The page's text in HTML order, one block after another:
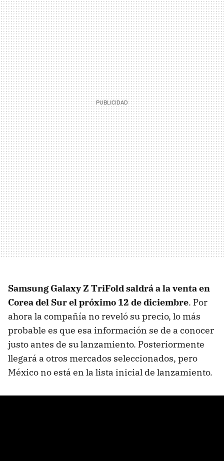
Samsung Galaxy Z TriFold saldrá a la venta en
Corea del Sur el próximo 12 de diciembre. Por
ahora la compañía no reveló su precio, lo más
probable es que esa información se de a conocer
justo antes de su lanzamiento. Posteriormente
llegará a otros mercados seleccionados, pero
México no está en la lista inicial de lanzamiento.